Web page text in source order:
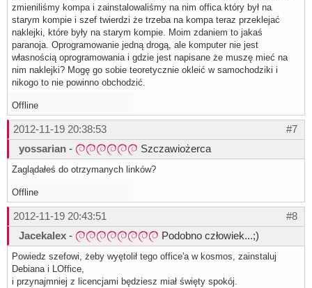
zmieniliśmy kompa i zainstalowaliśmy na nim offica który był na
starym kompie i szef twierdzi że trzeba na kompa teraz przeklejać
naklejki, które były na starym kompie. Moim zdaniem to jakaś
paranoja. Oprogramowanie jedną drogą, ale komputer nie jest
własnością oprogramowania i gdzie jest napisane że muszę mieć na
nim naklejki? Mogę go sobie teoretycznie okleić w samochodziki i
nikogo to nie powinno obchodzić.
Offline
#7
2012-11-19 20:38:53
yossarian - Szczawiożerca
Zaglądałeś do otrzymanych linków?
Offline
#8
2012-11-19 20:43:51
Jacekalex - Podobno człowiek...;)
Powiedz szefowi, żeby wyętolił tego office'a w kosmos, zainstaluj
Debiana i LOffice,
i przynajmniej z licencjami będziesz miał święty spokój.